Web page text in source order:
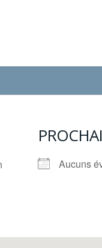
Aucuns